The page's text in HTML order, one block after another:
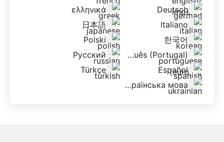
Deutsch
ελληνικά
Italiano
日本語
한국어
Polski
Português (Portugal)
Русский
Español
Türkçe
українська мова